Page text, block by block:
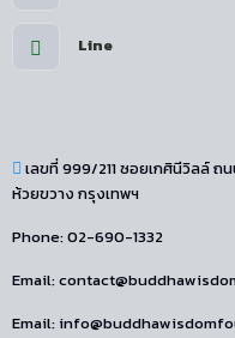
Line
เลขที่ 999/211 ซอยเกศินีวิลล์ ถ
ห้วยขวาง กรุงเทพฯ
Phone: 02-690-1332
Email:
Email: